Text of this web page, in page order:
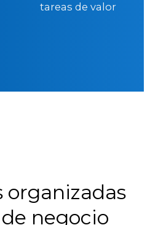
tareas de valor
organizadas
negocio